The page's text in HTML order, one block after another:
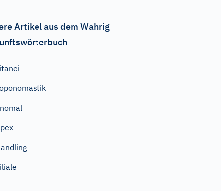
Artikel aus dem Wahrig